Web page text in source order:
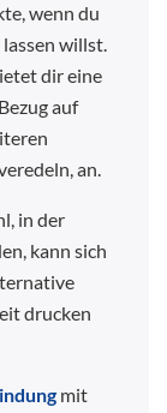
wenn du
lassen willst.
dir eine
auf
an.
in der
kann sich
drucken
mit